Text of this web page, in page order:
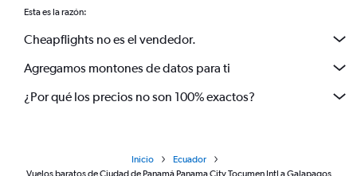
Esta es la razón:
Cheapflights no es el vendedor.
Agregamos montones de datos para ti
¿Por qué los precios no son 100% exactos?
Inicio
Ecuador